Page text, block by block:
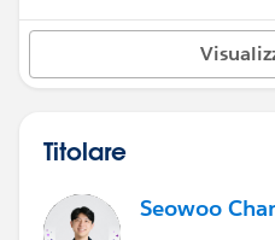
Titolare
Seowoo